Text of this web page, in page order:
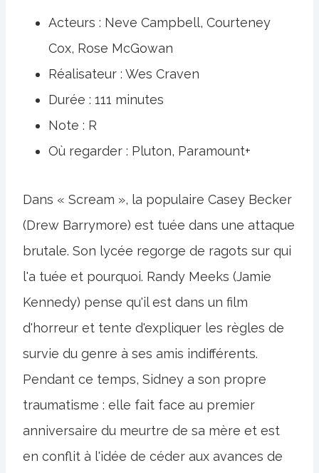
Acteurs : Neve Campbell, Courteney
Cox, Rose McGowan
Réalisateur : Wes Craven
Durée : 111 minutes
Note : R
Où regarder : Pluton, Paramount+
Dans « Scream », la populaire Casey Becker
(Drew Barrymore) est tuée dans une attaque
brutale. Son lycée regorge de ragots sur qui
l'a tuée et pourquoi. Randy Meeks (Jamie
Kennedy) pense qu'il est dans un film
d'horreur et tente d'expliquer les règles de
survie du genre à ses amis indifférents.
Pendant ce temps, Sidney a son propre
traumatisme : elle fait face au premier
anniversaire du meurtre de sa mère et est
en conflit à l'idée de céder aux avances de